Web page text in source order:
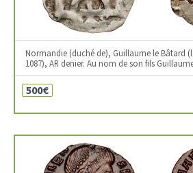
Normandie (duché de), Guillaume le Bâtard
1087), AR denier. Au nom de son fils
500€